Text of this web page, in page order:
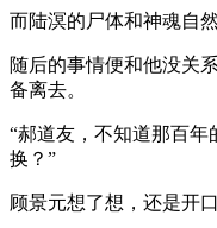
而陆溟的尸体和神魂自
随后的事情便和他没关
备离去。
“郝道友，不知道那百
换？”
顾景元想了想，还是开口